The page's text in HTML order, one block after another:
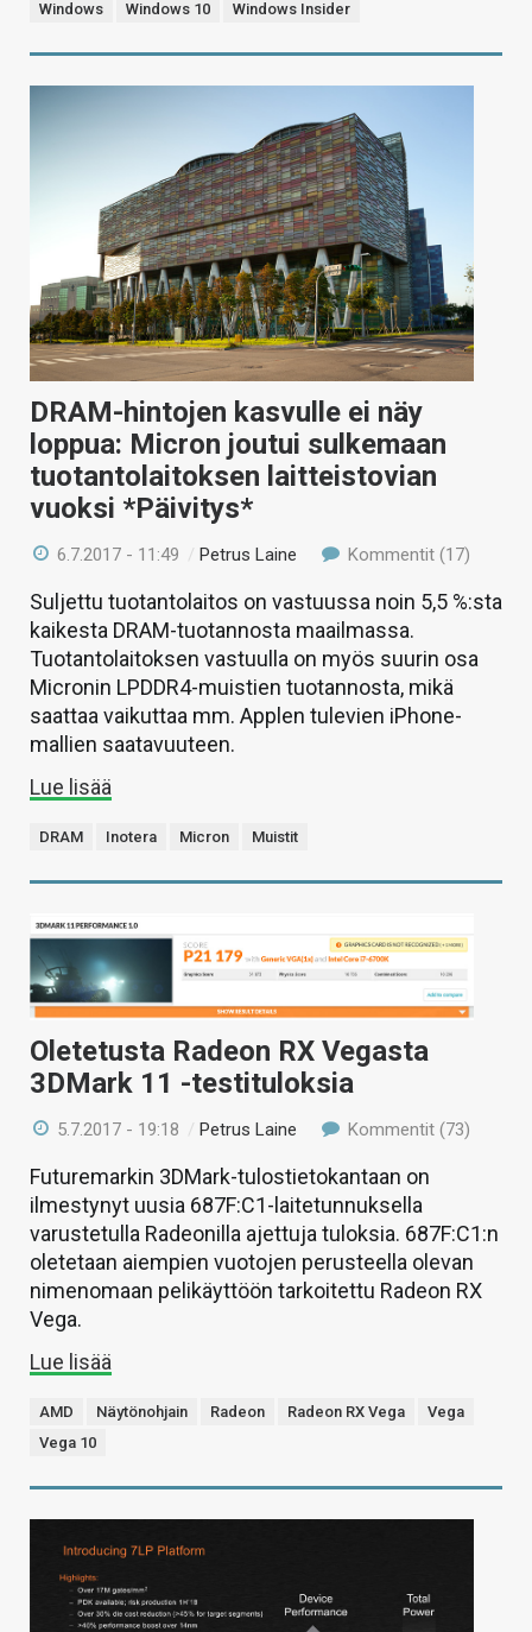
Windows Windows 10 Windows Insider
DRAM-hintojen kasvulle ei näy
loppua: Micron joutui sulkemaan
tuotantolaitoksen laitteistovian
vuoksi *Päivitys*
6.7.2017 - 11:49 / Petrus Laine Kommentit (17)
Suljettu tuotantolaitos on vastuussa noin 5,5 %:sta
kaikesta DRAM-tuotannosta maailmassa.
Tuotantolaitoksen vastuulla on myös suurin osa
Micronin LPDDR4-muistien tuotannosta, mikä
saattaa vaikuttaa mm. Applen tulevien iPhone-
mallien saatavuuteen.
Lue lisää
DRAM Inotera Micron Muistit
Oletetusta Radeon RX Vegasta
3DMark 11 -testituloksia
5.7.2017 - 19:18 / Petrus Laine Kommentit (73)
Futuremarkin 3DMark-tulostietokantaan on
ilmestynyt uusia 687F:C1-laitetunnuksella
varustetulla Radeonilla ajettuja tuloksia. 687F:C1:n
oletetaan aiempien vuotojen perusteella olevan
nimenomaan pelikäyttöön tarkoitettu Radeon RX
Vega.
Lue lisää
AMD Näytönohjain Radeon Radeon RX Vega
Vega
Vega 10